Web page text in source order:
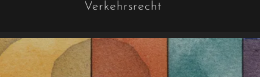
Verkehrsrecht